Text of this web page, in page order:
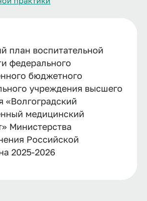
план воспитательной
федерального
бюджетного
учреждения высшего
«Волгоградский
медицинский
Министерства
Российской
2025-2026